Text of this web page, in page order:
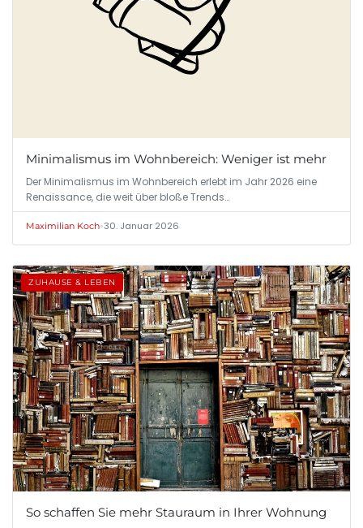
Minimalismus im Wohnbereich: Weniger ist mehr
Der Minimalismus im Wohnbereich erlebt im Jahr 2026 eine
Renaissance, die weit über bloße Trends…
Maximilian Koch•30. Januar 2026
ZUHAUSE & LEBEN
So schaffen Sie mehr Stauraum in Ihrer Wohnung